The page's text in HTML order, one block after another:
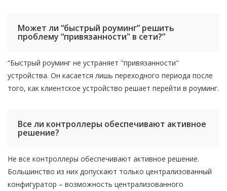
Может ли “быстрый роуминг” решить
проблему “привязанности" в сети?”
“Быстрый роуминг не устраняет "привязанности"
устройства. Он касается лишь переходного периода после
того, как клиентское устройство решает перейти в роуминг.
Все ли контроллеры обеспечивают активное
решение?
Не все контроллеры обеспечивают активное решение.
Большинство из них допускают только централизованный
конфигуратор – возможность централизованного